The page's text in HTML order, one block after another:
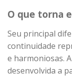
O que torna
Seu principal
continuidade
e harmoniosas.
desenvolvida a